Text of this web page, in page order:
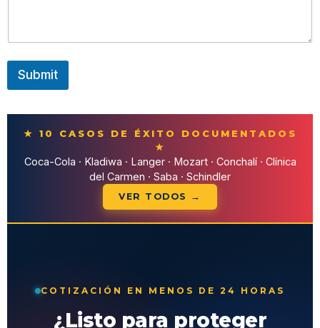
Submit
★ 10 CASOS DE ÉXITO DOCUMENTADOS
★
Coca-Cola · Kladiwa · Langer · Mozart · Conchalí · Clínica
del Carmen · Saba · Schindler
VER TODOS →
COTIZACIÓN EN MENOS DE 24 HORAS
¿Listo para proteger